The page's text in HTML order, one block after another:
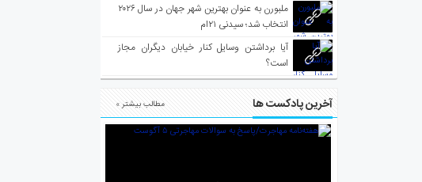
ملبورن به عنوان بهترین شهر جهان در سال ۲۰۲۶
انتخاب شد؛ سیدنی ۲۱‌ام
آیا برداشتن وسایل کنار خیابان دیگران مجاز
است؟
آخرین پادکست ها مطالب بیشتر »